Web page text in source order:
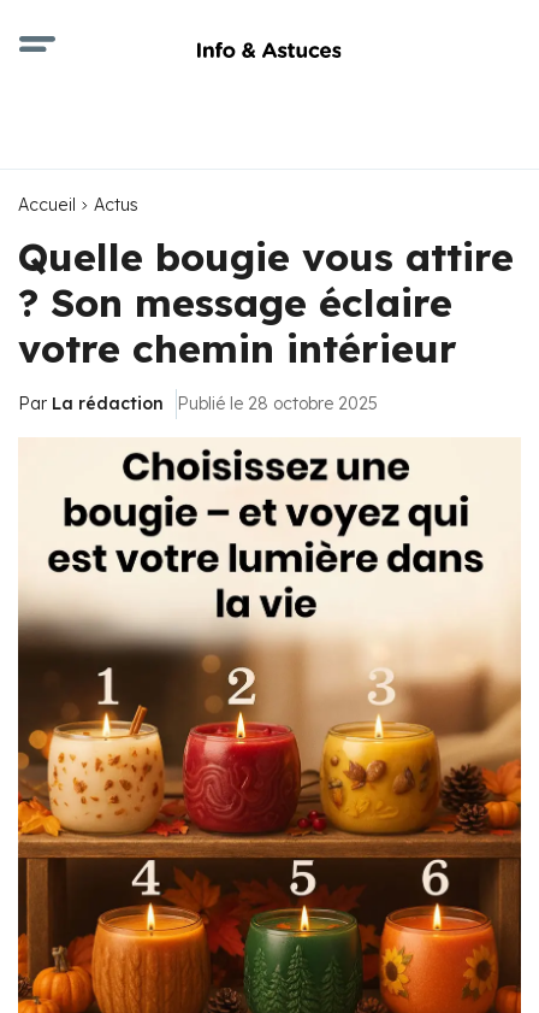
Accueil Actus
Quelle bougie vous attire
? Son message éclaire
votre chemin intérieur
Par La rédaction Publié le 28 octobre 2025